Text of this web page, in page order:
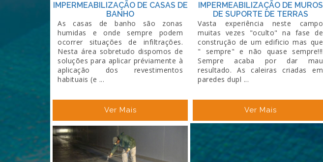
IMPERMEABILIZAÇÃO DE CASAS DE
BANHO
As casas de banho são zonas
humidas e onde sempre podem
ocorrer situações de infiltrações.
Nesta área sobretudo dispomos de
soluções para aplicar préviamente à
aplicação dos revestimentos
habituais (e ...
Ver Mais
IMPERMEABILIZAÇÃO DE MUROS
DE SUPORTE DE TERRAS
Vasta experiência neste campo
muitas vezes "oculto" na fase de
construção de um edificio mas que
" sempre" e não quase sempre!!!
Sempre acaba por dar mau
resultado. As caleiras criadas em
paredes dupl ...
Ver Mais